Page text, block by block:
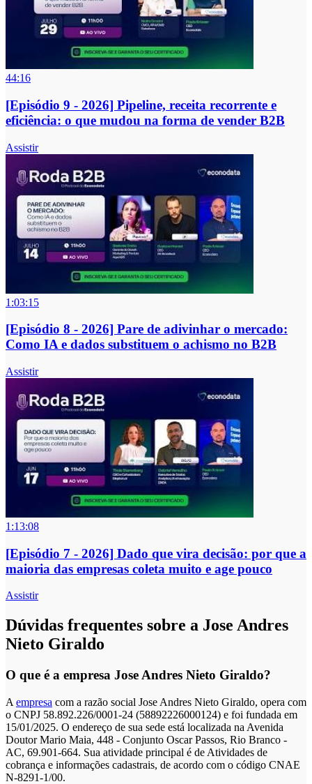
44:16
[Episódio 9 - 2026] Pipeline, receita recorrente e
eficiência: o que mudou na forma de vender B2B
Assistir
1:03:15
[Episódio 8 - 2026] Pare de adivinhar o mercado:
Como IA e dados substituem o achismo no B2B
Assistir
1:13:08
[Episódio 7 - 2026] Dado que vira decisão: por que a
maioria das empresas coleta muito e age pouco
Assistir
Dúvidas frequentes sobre a Jose Andres
Nieto Giraldo
O que é a empresa Jose Andres Nieto Giraldo?
A empresa com a razão social Jose Andres Nieto Giraldo, opera com
o CNPJ 58.892.226/0001-24 (58892226000124) e foi fundada em
15/01/2025. O endereço de sua sede está localizada na Avenida
Doutor Mario Maia, 448 - Conjunto Oscar Passos, Rio Branco -
AC, 69.901-664. Sua atividade principal é de Atividades de
cobrança e informações cadastrais, de acordo com o código CNAE
N-8291-1/00.